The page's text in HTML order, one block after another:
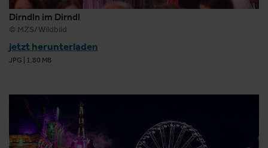
Dirndln im Dirndl
© MZS/Wildbild
jetzt herunterladen
JPG 1.80 MB